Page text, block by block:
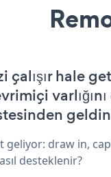
hale
draw in,
desteklenir?